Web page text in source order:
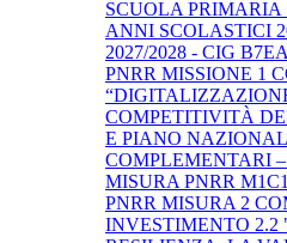
SCUOLA
ANNI SCOLASTICI
2027/2028 - CIG
PNRR MISSIONE 1
COMPETITIVITÀ
E PIANO
COMPLEMENTARI
MISURA PNRR
PNRR MISURA 2
INVESTIMENTO 2.2